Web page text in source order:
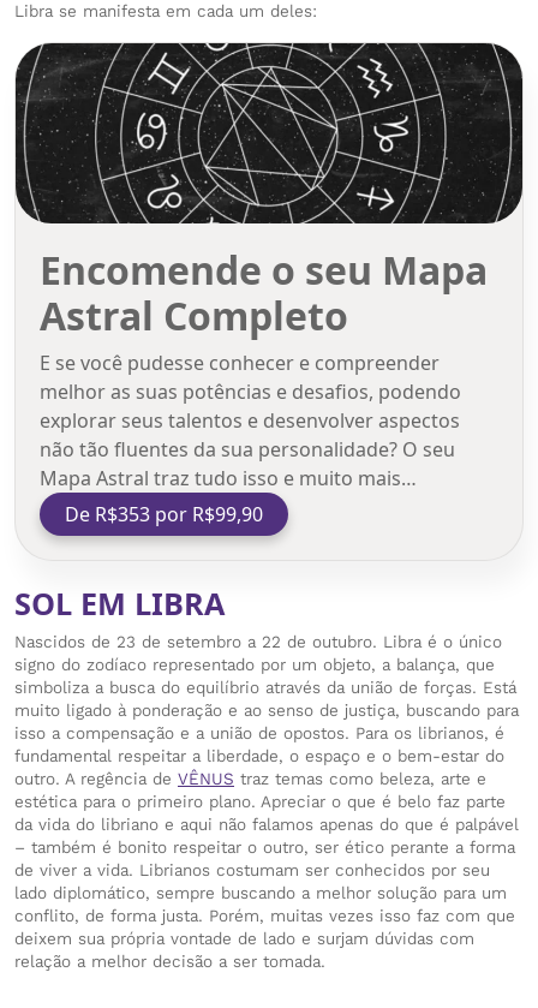
Libra se manifesta em cada um deles:
Encomende o seu Mapa
Astral Completo
E se você pudesse conhecer e compreender
melhor as suas potências e desafios, podendo
explorar seus talentos e desenvolver aspectos
não tão fluentes da sua personalidade? O seu
Mapa Astral traz tudo isso e muito mais…
De R$353 por R$99,90
SOL EM LIBRA
Nascidos de 23 de setembro a 22 de outubro. Libra é o único
signo do zodíaco representado por um objeto, a balança, que
simboliza a busca do equilíbrio através da união de forças. Está
muito ligado à ponderação e ao senso de justiça, buscando para
isso a compensação e a união de opostos. Para os librianos, é
fundamental respeitar a liberdade, o espaço e o bem-estar do
outro. A regência de VÊNUS traz temas como beleza, arte e
estética para o primeiro plano. Apreciar o que é belo faz parte
da vida do libriano e aqui não falamos apenas do que é palpável
– também é bonito respeitar o outro, ser ético perante a forma
de viver a vida. Librianos costumam ser conhecidos por seu
lado diplomático, sempre buscando a melhor solução para um
conflito, de forma justa. Porém, muitas vezes isso faz com que
deixem sua própria vontade de lado e surjam dúvidas com
relação a melhor decisão a ser tomada.